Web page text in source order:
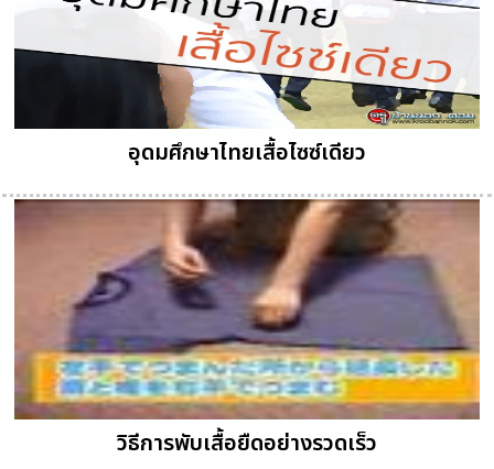
อุดมศึกษาไทยเสื้อไซซ์เดียว
วิธีการพับเสื้อยืดอย่างรวดเร็ว